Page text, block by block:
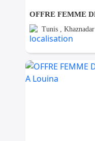
Tunis , Khaznadar